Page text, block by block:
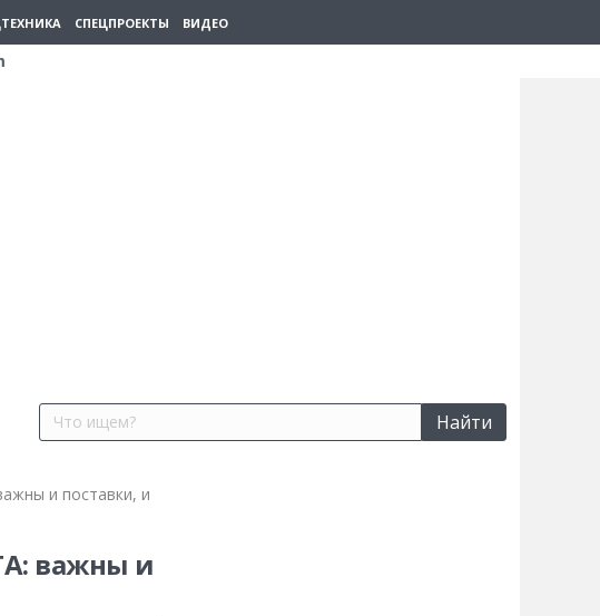
СПЕЦПРОЕКТЫ ВИДЕО
Найти
и поставки, и
важны и